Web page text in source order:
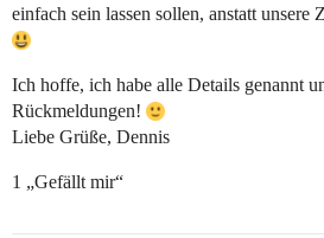
einfach sein lassen sollen, anstatt unsere
Ich hoffe, ich habe alle Details genannt
Rückmeldungen!
Liebe Grüße, Dennis
1 „Gefällt mir“